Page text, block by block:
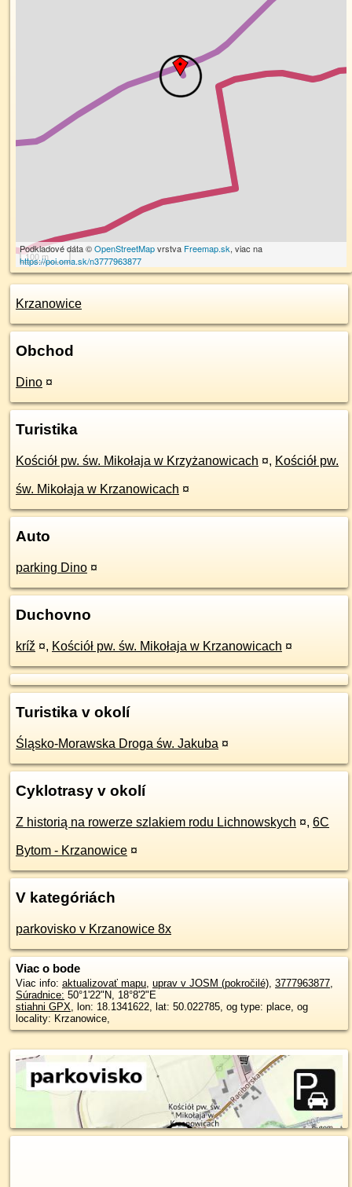
100 m
Podkladové dáta ©OpenStreetMapvrstva Freemap.sk, viac na
https://poi.oma.sk/n3777963877
Krzanowice
Obchod
Dino ¤
Turistika
Kościół pw. św. Mikołaja w Krzyżanowicach ¤, Kościół pw.
św. Mikołaja w Krzanowicach ¤
Auto
parking Dino ¤
Duchovno
kríž ¤, Kościół pw. św. Mikołaja w Krzanowicach ¤
Turistika v okolí
Śląsko-Morawska Droga św. Jakuba ¤
Cyklotrasy v okolí
Z historią na rowerze szlakiem rodu Lichnowskych ¤, 6C
Bytom - Krzanowice ¤
V kategóriách
parkovisko v Krzanowice 8x
Viac o bode
Viac info: aktualizovať mapu, uprav v JOSM (pokročilé), 3777963877,
Súradnice: 50°1'22"N, 18°8'2"E
stiahni GPX, lon: 18.1341622, lat: 50.022785, og type: place, og
locality: Krzanowice,